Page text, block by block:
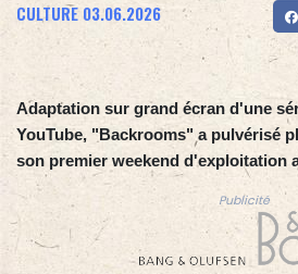
CULTURE 03.06.2026
Adaptation sur grand écran d'une
YouTube, "Backrooms" a pulvérisé
son premier weekend d'exploitation
Publicité